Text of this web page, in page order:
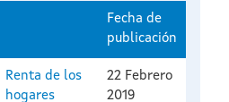
Fecha de
publicación
Renta de los
hogares
22 Febrero
2019